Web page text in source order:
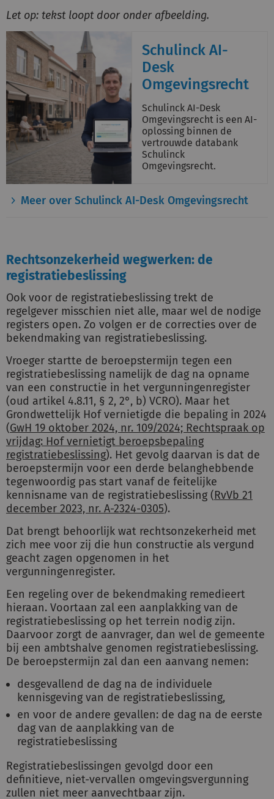
Let op: tekst loopt door onder afbeelding.
Schulinck AI-
Desk
Omgevingsrecht
Schulinck AI-Desk
Omgevingsrecht is een AI-
oplossing binnen de
vertrouwde databank
Schulinck
Omgevingsrecht.
Meer over Schulinck AI-Desk Omgevingsrecht
Rechtsonzekerheid wegwerken: de
registratiebeslissing
Ook voor de registratiebeslissing trekt de
regelgever misschien niet alle, maar wel de nodige
registers open. Zo volgen er de correcties over de
bekendmaking van registratiebeslissing.
Vroeger startte de beroepstermijn tegen een
registratiebeslissing namelijk de dag na opname
van een constructie in het vergunningenregister
(oud artikel 4.8.11, § 2, 2°, b) VCRO). Maar het
Grondwettelijk Hof vernietigde die bepaling in 2024
(GwH 19 oktober 2024, nr. 109/2024; Rechtspraak op
vrijdag: Hof vernietigt beroepsbepaling
registratiebeslissing). Het gevolg daarvan is dat de
beroepstermijn voor een derde belanghebbende
tegenwoordig pas start vanaf de feitelijke
kennisname van de registratiebeslissing (RvVb 21
december 2023, nr. A-2324-0305).
Dat brengt behoorlijk wat rechtsonzekerheid met
zich mee voor zij die hun constructie als vergund
geacht zagen opgenomen in het
vergunningenregister.
Een regeling over de bekendmaking remedieert
hieraan. Voortaan zal een aanplakking van de
registratiebeslissing op het terrein nodig zijn.
Daarvoor zorgt de aanvrager, dan wel de gemeente
bij een ambtshalve genomen registratiebeslissing.
De beroepstermijn zal dan een aanvang nemen:
desgevallend de dag na de individuele
kennisgeving van de registratiebeslissing,
en voor de andere gevallen: de dag na de eerste
dag van de aanplakking van de
registratiebeslissing
Registratiebeslissingen gevolgd door een
definitieve, niet-vervallen omgevingsvergunning
zullen niet meer aanvechtbaar zijn.